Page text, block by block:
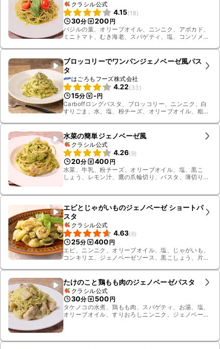
クラシル公式
4.15(18)
30分 200 円
バジルの葉、オリーブオイル、ニンニク、アボカド、
ミニトマト、むき海老、スパゲティ、塩、コンソメ顆
黒こしょう
ブロッコリーでワンパンジェノベーゼ風パス
タ
はごろもフーズ株式会社
4.22(33 )
15分 -円
Carboffロングパスタ、ブロッコリー、ニンニク、白
すりごま、水、塩、粉チーズ、オリーブオイル、粗挽
水菜の簡単ジェノベーゼ風
クラシル公式
4.26(9)
20分 400 円
水菜、牛乳、粉チーズ、オリーブオイル、塩、黒こ
しょう、レモン汁、鷹の爪輪切り、パスタ、薄切り
エビとじゃがいものジェノベーゼ ショートパ
スタ
クラシル公式
4.63(6)
25分 400 円
エビ、ニンニク、オリーブオイル、塩、じゃがいも、
コンキリエ、ジェノベーゼソース、黒こしょう、片栗
たけのこと鶏もも肉のジェノベーゼパスタ
クラシル公式
30分 500 円
タケノコの水煮、鶏もも肉、スパゲティ、お湯、塩、
オリーブオイル、すりおろしニンニク、ジェノベーゼ